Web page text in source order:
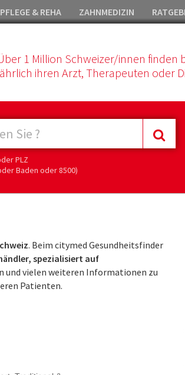
PFLEGE & REHA ZAHNMEDIZIN
1 Million Schweizer/innen finden
ihren Arzt, Therapeuten oder
PLZ
Baden oder 8500)
. Beim citymed Gesundheitsfinder
spezialisiert auf
und vielen weiteren Informationen zu
Patienten.